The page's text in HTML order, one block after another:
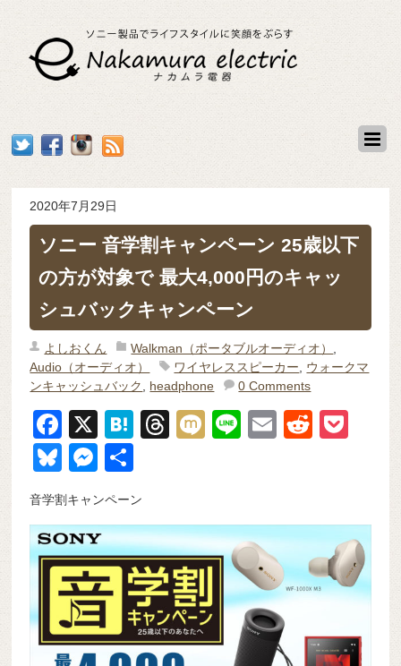
2020年7月29日
ソニー 音学割キャンペーン 25歳以下
の方が対象で 最大4,000円のキャッ
シュバックキャンペーン
よしおくん Walkman（ポータブルオーディオ）
Audio（オーディオ）
ワイヤレススピーカー
ウォークマ
ンキャッシュバック
headphone 0 Comments
F
a
c
e
b
o
o
k
X
H
n
a
T
d
s
M
Li
E
R
Bl
u
e
sk
y
M
e
n
g
er
音学割キャンペーン